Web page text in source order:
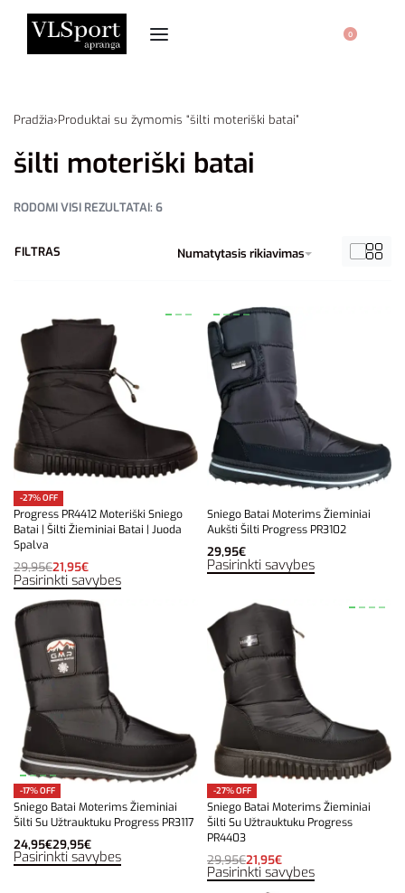
0
Pradžia›Produktai su žymomis “šilti moteriški batai”
šilti moteriški batai
RODOMI VISI REZULTATAI: 6
Numatytasis rikiavimas
FILTRAS
-27% OFF
Progress PR4412 Moteriški Sniego
Batai | Šilti Žieminiai Batai | Juoda
Spalva
29,95€21,95€
Pasirinkti savybes
Sniego Batai Moterims Žieminiai
Aukšti Šilti Progress PR3102
29,95€
Pasirinkti savybes
-17% OFF
Sniego Batai Moterims Žieminiai
Šilti Su Užtrauktuku Progress PR3117
24,95€29,95€
Pasirinkti savybes
-27% OFF
Sniego Batai Moterims Žieminiai
Šilti Su Užtrauktuku Progress
PR4403
29,95€21,95€
Pasirinkti savybes